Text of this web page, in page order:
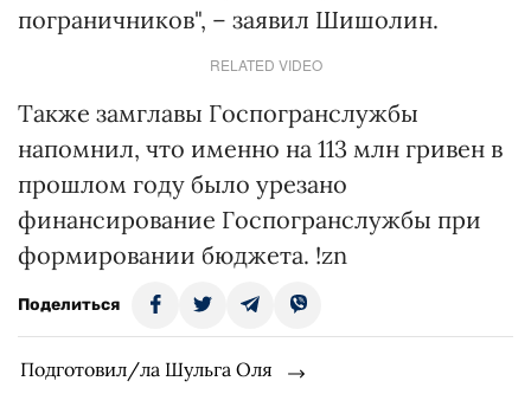
пограничников", – заявил Шишолин.
RELATED VIDEO
Также замглавы Госпогранслужбы
напомнил, что именно на 113 млн гривен в
прошлом году было урезано
финансирование Госпогранслужбы при
формировании бюджета. !zn
Поделиться
Подготовил/ла Шульга Оля